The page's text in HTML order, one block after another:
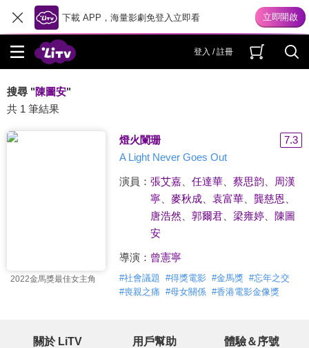
下載 APP，海量影劇免登入立即看
登入 / 註冊
搜尋 "陳圖安"
共 1 筆結果
2022金馬獎最佳女主角
燈火闌珊
7.3
A Light Never Goes Out
演員： 張艾嘉、 任達華、 蔡思韵、
周漢
寧、 麥秋成、 袁富華、 龔慈恩
唐浩然
郭爾君、 梁雍婷、 陳圖
安
導演： 曾憲寧
#社會議題 #得獎電影 #金馬獎 #忘年之交
#喪親之痛 #母女關係 #香港電影金像獎
關於 LiTV 用戶幫助 體驗＆序號